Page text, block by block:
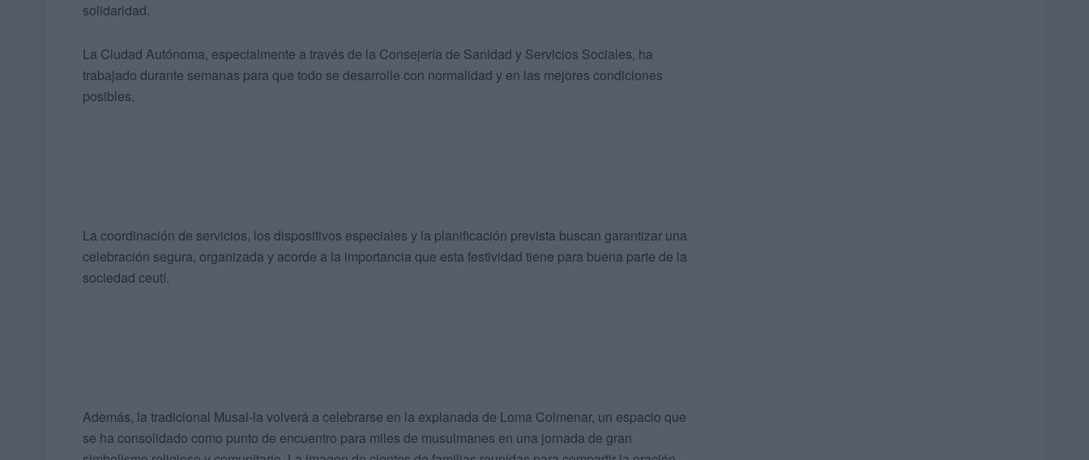
solidaridad.
La Ciudad Autónoma, especialmente a través de la Consejería de Sanidad y Servicios Sociales, ha
trabajado durante semanas para que todo se desarrolle con normalidad y en las mejores condiciones
posibles.
La coordinación de servicios, los dispositivos especiales y la planificación prevista buscan garantizar una
celebración segura, organizada y acorde a la importancia que esta festividad tiene para buena parte de la
sociedad ceutí.
Además, la tradicional Musal-la volverá a celebrarse en la explanada de Loma Colmenar, un espacio que
se ha consolidado como punto de encuentro para miles de musulmanes en una jornada de gran